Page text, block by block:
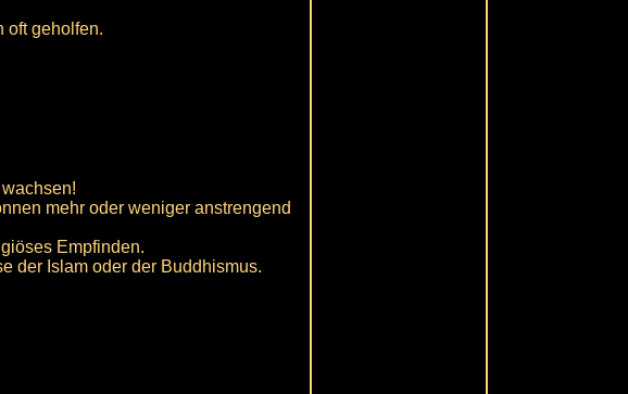
oft geholfen.
mehr oder weniger anstrengend
Empfinden.
der Islam oder der Buddhismus.